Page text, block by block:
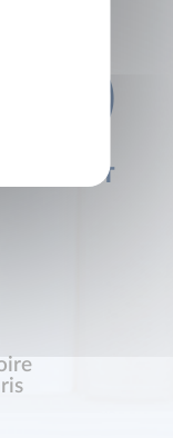
CONTACT